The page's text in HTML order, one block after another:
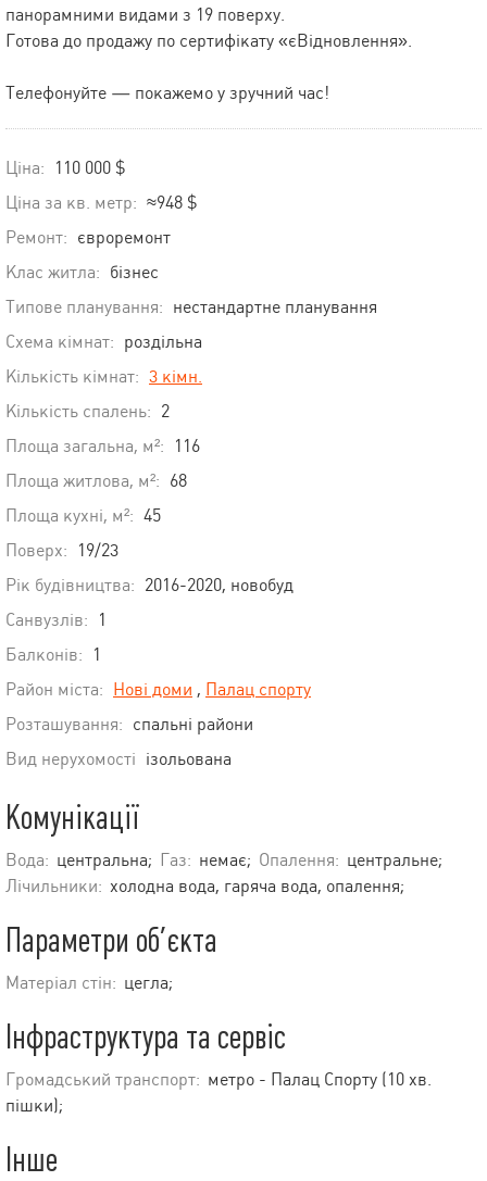
панорамними видами з 19 поверху.
Готова до продажу по сертифікату «єВідновлення».
Телефонуйте — покажемо у зручний час!
Ціна:
110 000 $
Ціна за кв. метр: ≈948 $
Ремонт: євроремонт
Клас житла: бізнес
Типове планування: нестандартне планування
Схема кімнат: роздільна
Кількість кімнат: 3 кімн.
Кількість спалень: 2
Площа загальна, м²:
116
Площа житлова, м²: 68
Площа кухні, м²: 45
Поверх:
19/23
Рік будівництва: 2016-2020, новобуд
Санвузлів:
1
Балконів:
1
Район міста: Нові доми , Палац спорту
Розташування: спальні райони
Вид нерухомості ізольована
Комунікації
Вода: центральна; Газ: немає; Опалення: центральне;
Лічильники: холодна вода, гаряча вода, опалення;
Параметри об’єкта
Матеріал стін: цегла;
Інфраструктура та сервіс
Громадський транспорт: метро - Палац Спорту (10 хв.
пішки);
Інше